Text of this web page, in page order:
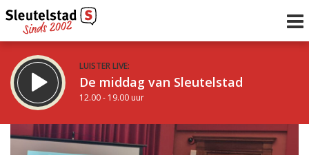
LUISTER LIVE:
De middag van Sleutelstad
12.00 - 19.00 uur
STRAKS:
De avond van Sleutelstad